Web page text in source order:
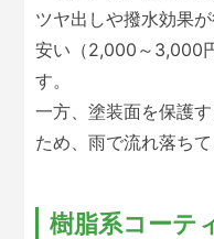
ツヤ出しや撥水効果
安い（2,000～3,000
す。
一方、塗装面を保護
ため、雨で流れ落ち
樹脂系コーテ